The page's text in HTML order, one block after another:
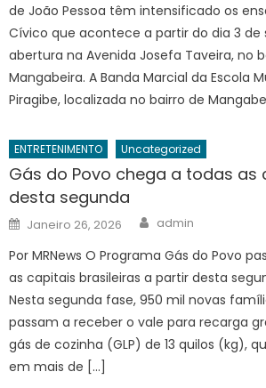
de João Pessoa têm intensificado os
Cívico que acontece a partir do dia 3
abertura na Avenida Josefa Taveira, no
Mangabeira. A Banda Marcial da Escola
Piragibe, localizada no bairro de
ENTRETENIMENTO Uncategorized
Gás do Povo chega a todas as
desta segunda
Posted
on
Janeiro 26, 2026 Author
admin
Por MRNews O Programa Gás do Povo
as capitais brasileiras a partir desta
Nesta segunda fase, 950 mil novas
passam a receber o vale para recarga
gás de cozinha (GLP) de 13 quilos (kg),
em mais de […]